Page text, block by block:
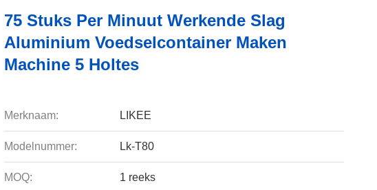
75 Stuks Per Minuut Werkende Slag
Aluminium Voedselcontainer Maken
Machine 5 Holtes
Merknaam: LIKEE
Modelnummer: Lk-T80
MOQ: 1 reeks